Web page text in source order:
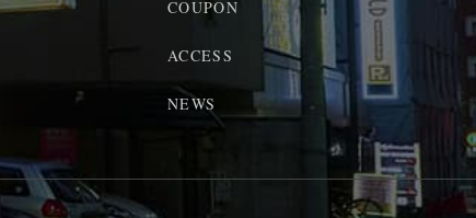
COUPON
ACCESS
NEWS